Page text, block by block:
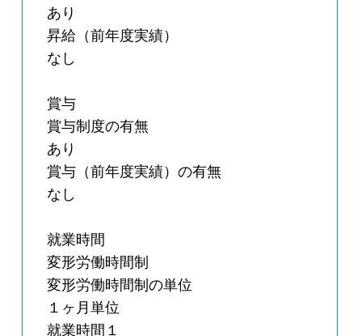
あり
昇給（前年度実績）
なし
賞与
賞与制度の有無
あり
賞与（前年度実績）の有無
なし
就業時間
変形労働時間制
変形労働時間制の単位
１ヶ月単位
就業時間１